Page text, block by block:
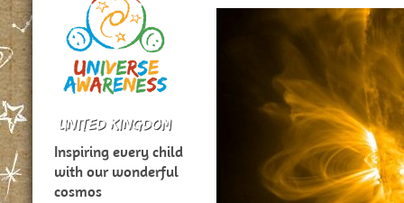
Inspiring every child
with our wonderful
cosmos